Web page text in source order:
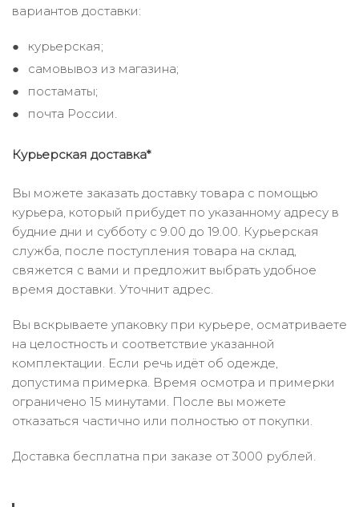
вариантов доставки:
курьерская;
самовывоз из магазина;
постаматы;
почта России.
Курьерская доставка*
Вы можете заказать доставку товара с помощью
курьера, который прибудет по указанному адресу в
будние дни и субботу с 9.00 до 19.00. Курьерская
служба, после поступления товара на склад,
свяжется с вами и предложит выбрать удобное
время доставки. Уточнит адрес.
Вы вскрываете упаковку при курьере, осматриваете
на целостность и соответствие указанной
комплектации. Если речь идёт об одежде,
допустима примерка. Время осмотра и примерки
ограничено 15 минутами. После вы можете
отказаться частично или полностью от покупки.
Доставка бесплатна при заказе от 3000 рублей.